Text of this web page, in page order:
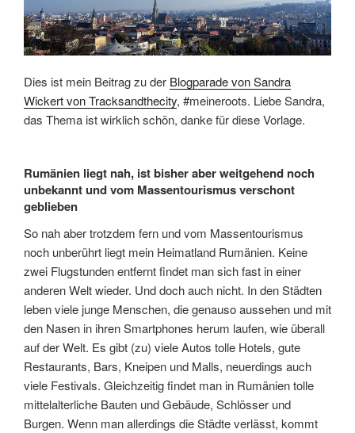
Dies ist mein Beitrag zu der Blogparade von Sandra
Wickert von Tracksandthecity, #meineroots. Liebe Sandra,
das Thema ist wirklich schön, danke für diese Vorlage.
Rumänien liegt nah, ist bisher aber weitgehend noch
unbekannt und vom Massentourismus verschont
geblieben
So nah aber trotzdem fern und vom Massentourismus
noch unberührt liegt mein Heimatland Rumänien. Keine
zwei Flugstunden entfernt findet man sich fast in einer
anderen Welt wieder. Und doch auch nicht. In den Städten
leben viele junge Menschen, die genauso aussehen und mit
den Nasen in ihren Smartphones herum laufen, wie überall
auf der Welt. Es gibt (zu) viele Autos tolle Hotels, gute
Restaurants, Bars, Kneipen und Malls, neuerdings auch
viele Festivals. Gleichzeitig findet man in Rumänien tolle
mittelalterliche Bauten und Gebäude, Schlösser und
Burgen. Wenn man allerdings die Städte verlässt, kommt